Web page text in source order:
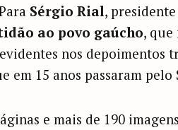
Sérgio Rial,
ao povo gaúcho, que
nos depoimentos
em 15 anos passaram
e mais de 190